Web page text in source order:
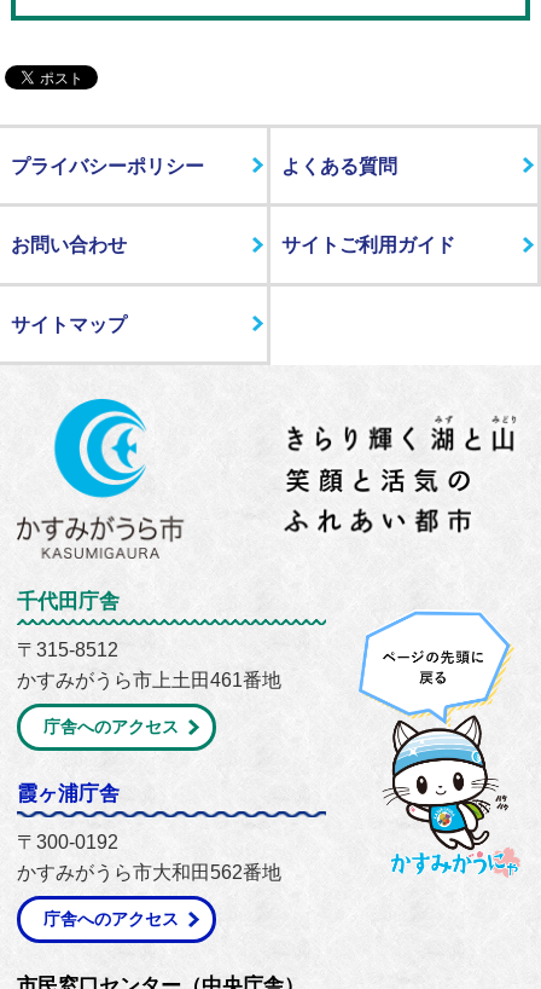
プライバシーポリシー よくある質問
お問い合わせ サイトご利用ガイド
サイトマップ
千代田庁舎
〒315-8512
かすみがうら市上土田461番地
庁舎へのアクセス
霞ヶ浦庁舎
〒300-0192
かすみがうら市大和田562番地
庁舎へのアクセス